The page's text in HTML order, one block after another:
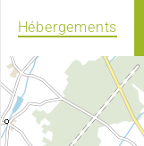
Hébergements